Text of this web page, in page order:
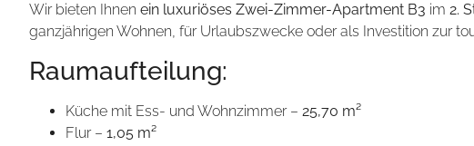
Wir bieten Ihnen ein luxuriöses Zwei-Zimmer-Apartment B3 im 2.
ganzjährigen Wohnen, für Urlaubszwecke oder als Investition zur
Raumaufteilung:
Küche mit Ess- und Wohnzimmer – 25,70 m²
Flur – 1,05 m²